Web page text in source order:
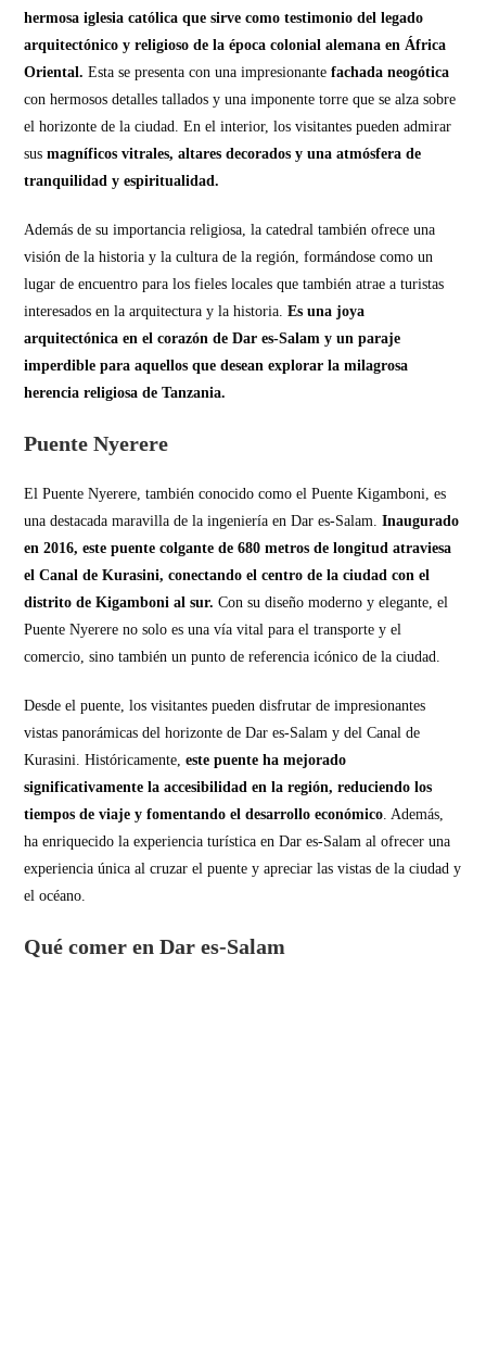
hermosa iglesia católica que sirve como testimonio del legado
arquitectónico y religioso de la época colonial alemana en África
Oriental. Esta se presenta con una impresionantefachada neogótica
con hermosos detalles tallados y una imponente torre que se alza sobre
el horizonte de la ciudad. En el interior, los visitantes pueden admirar
susmagníficos vitrales, altares decorados y una atmósfera de
tranquilidad y espiritualidad.
Además de su importancia religiosa, la catedral también ofrece una
visión de la historia y la cultura de la región, formándose como un
lugar de encuentro para los fieles locales que también atrae a turistas
interesados en la arquitectura y la historia.Es una joya
arquitectónica en el corazón de Dar es-Salam y un paraje
imperdible para aquellos que desean explorar la milagrosa
herencia religiosa de Tanzania.
Puente Nyerere
El Puente Nyerere, también conocido como el Puente Kigamboni, es
una destacada maravilla de la ingeniería en Dar es-Salam.Inaugurado
en 2016, este puente colgante de 680 metros de longitud atraviesa
el Canal de Kurasini, conectando el centro de la ciudad con el
distrito de Kigamboni al sur.Con su diseño moderno y elegante, el
Puente Nyerere no solo es una vía vital para el transporte y el
comercio, sino también un punto de referencia icónico de la ciudad.
Desde el puente, los visitantes pueden disfrutar de impresionantes
vistas panorámicas del horizonte de Dar es-Salam y del Canal de
Kurasini. Históricamente,este puente ha mejorado
significativamente la accesibilidad en la región, reduciendo los
tiempos de viaje y fomentando el desarrollo económico. Además,
ha enriquecido la experiencia turística en Dar es-Salam al ofrecer una
experiencia única al cruzar el puente y apreciar las vistas de la ciudad y
el océano.
Qué comer en Dar es-Salam